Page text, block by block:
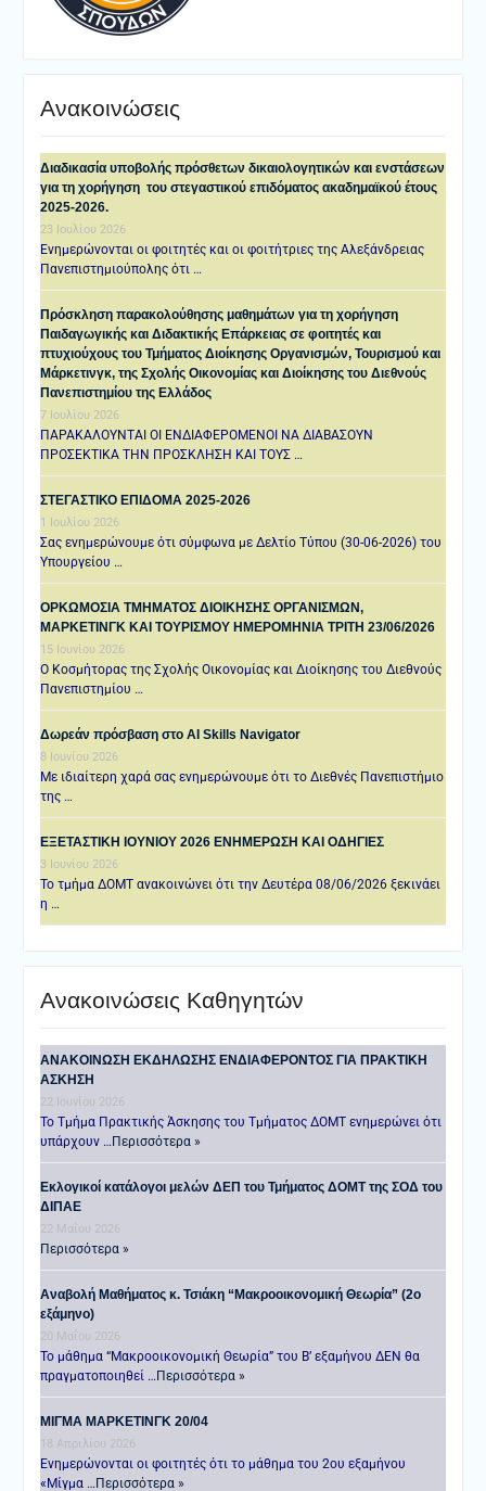
Ανακοινώσεις
Διαδικασία υποβολής πρόσθετων δικαιολογητικών και ενστάσεων
για τη χορήγηση του στεγαστικού επιδόματος ακαδημαϊκού έτους
2025-2026.
23 Ιουλίου 2026
Ενημερώνονται οι φοιτητές και οι φοιτήτριες της Αλεξάνδρειας
Πανεπιστημιούπολης ότι …
Πρόσκληση παρακολούθησης μαθημάτων για τη χορήγηση
Παιδαγωγικής και Διδακτικής Επάρκειας σε φοιτητές και
πτυχιούχους του Τμήματος Διοίκησης Οργανισμών, Τουρισμού και
Μάρκετινγκ, της Σχολής Οικονομίας και Διοίκησης του Διεθνούς
Πανεπιστημίου της Ελλάδος
7 Ιουλίου 2026
ΠΑΡΑΚΑΛΟΥΝΤΑΙ ΟΙ ΕΝΔΙΑΦΕΡΟΜΕΝΟΙ ΝΑ ΔΙΑΒΑΣΟΥΝ
ΠΡΟΣΕΚΤΙΚΑ ΤΗΝ ΠΡΟΣΚΛΗΣΗ ΚΑΙ ΤΟΥΣ …
ΣΤΕΓΑΣΤΙΚΟ ΕΠΙΔΟΜΑ 2025-2026
1 Ιουλίου 2026
Σας ενημερώνουμε ότι σύμφωνα με Δελτίο Τύπου (30-06-2026) του
Υπουργείου …
ΟΡΚΩΜΟΣΙΑ ΤΜΗΜΑΤΟΣ ΔΙΟΙΚΗΣΗΣ ΟΡΓΑΝΙΣΜΩΝ,
ΜΑΡΚΕΤΙΝΓΚ ΚΑΙ ΤΟΥΡΙΣΜΟΥ ΗΜΕΡΟΜΗΝΙΑ TΡΙΤΗ 23/06/2026
15 Ιουνίου 2026
Ο Κοσμήτορας της Σχολής Οικονομίας και Διοίκησης του Διεθνούς
Πανεπιστημίου …
Δωρεάν πρόσβαση στο AI Skills Navigator
8 Ιουνίου 2026
Με ιδιαίτερη χαρά σας ενημερώνουμε ότι το Διεθνές Πανεπιστήμιο
της …
ΕΞΕΤΑΣΤΙΚΗ IOYNIOY 2026 ΕΝΗΜΕΡΩΣΗ ΚΑΙ ΟΔΗΓΙΕΣ
3 Ιουνίου 2026
Το τμήμα ΔΟΜΤ ανακοινώνει ότι την Δευτέρα 08/06/2026 ξεκινάει
η …
Ανακοινώσεις Καθηγητών
ANAKOINΩΣΗ ΕΚΔΗΛΩΣΗΣ ΕΝΔΙΑΦΕΡΟΝΤΟΣ ΓΙΑ ΠΡΑΚΤΙΚΗ
ΑΣΚΗΣΗ
22 Ιουνίου 2026
Το Τμήμα Πρακτικής Άσκησης του Τμήματος ΔΟΜΤ ενημερώνει ότι
υπάρχουν …Περισσότερα »
Εκλογικοί κατάλογοι μελών ΔΕΠ του Τμήματος ΔΟΜΤ της ΣΟΔ του
ΔΙΠΑΕ
22 Μαΐου 2026
Περισσότερα »
Αναβολή Μαθήματος κ. Τσιάκη “Μακροοικονομική Θεωρία” (2ο
εξάμηνο)
20 Μαΐου 2026
Το μάθημα “Μακροοικονομική Θεωρία” του Β’ εξαμήνου ΔΕΝ θα
πραγματοποιηθεί …Περισσότερα »
ΜΙΓΜΑ ΜΑΡΚΕΤΙΝΓΚ 20/04
18 Απριλίου 2026
Ενημερώνονται οι φοιτητές ότι το μάθημα του 2ου εξαμήνου
«Μίγμα …Περισσότερα »